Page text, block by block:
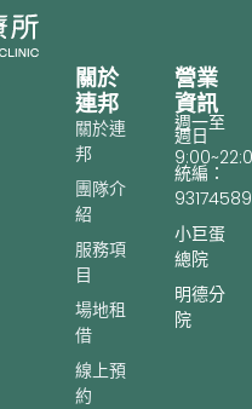
營業
資訊
週一至
週日
統編：
93174589
小巨蛋
總院
明德分
院
關於
連邦
關於連
邦
團隊介
紹
服務項
目
場地租
借
線上預
約